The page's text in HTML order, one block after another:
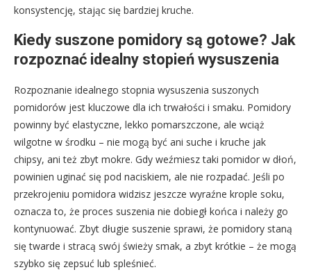
konsystencję, stając się bardziej kruche.
Kiedy suszone pomidory są gotowe? Jak
rozpoznać idealny stopień wysuszenia
Rozpoznanie idealnego stopnia wysuszenia suszonych
pomidorów jest kluczowe dla ich trwałości i smaku. Pomidory
powinny być elastyczne, lekko pomarszczone, ale wciąż
wilgotne w środku – nie mogą być ani suche i kruche jak
chipsy, ani też zbyt mokre. Gdy weźmiesz taki pomidor w dłoń,
powinien uginać się pod naciskiem, ale nie rozpadać. Jeśli po
przekrojeniu pomidora widzisz jeszcze wyraźne krople soku,
oznacza to, że proces suszenia nie dobiegł końca i należy go
kontynuować. Zbyt długie suszenie sprawi, że pomidory staną
się twarde i stracą swój świeży smak, a zbyt krótkie – że mogą
szybko się zepsuć lub spleśnieć.